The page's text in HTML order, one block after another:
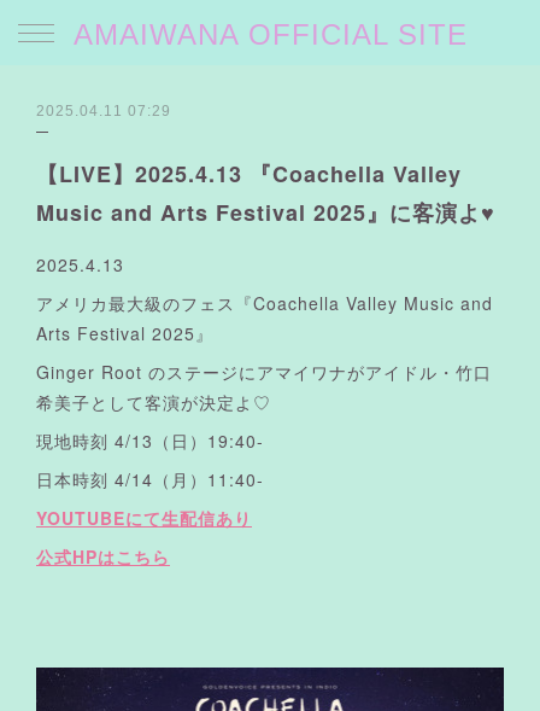
AMAIWANA OFFICIAL SITE
2025.04.11 07:29
【LIVE】2025.4.13 『Coachella Valley
Music and Arts Festival 2025』に客演よ♥
2025.4.13
アメリカ最大級のフェス『Coachella Valley Music and
Arts Festival 2025』
Ginger Root のステージにアマイワナがアイドル・竹口
希美子として客演が決定よ♡
現地時刻 4/13（日）19:40-
日本時刻 4/14（月）11:40-
YOUTUBEにて生配信あり
公式HPはこちら